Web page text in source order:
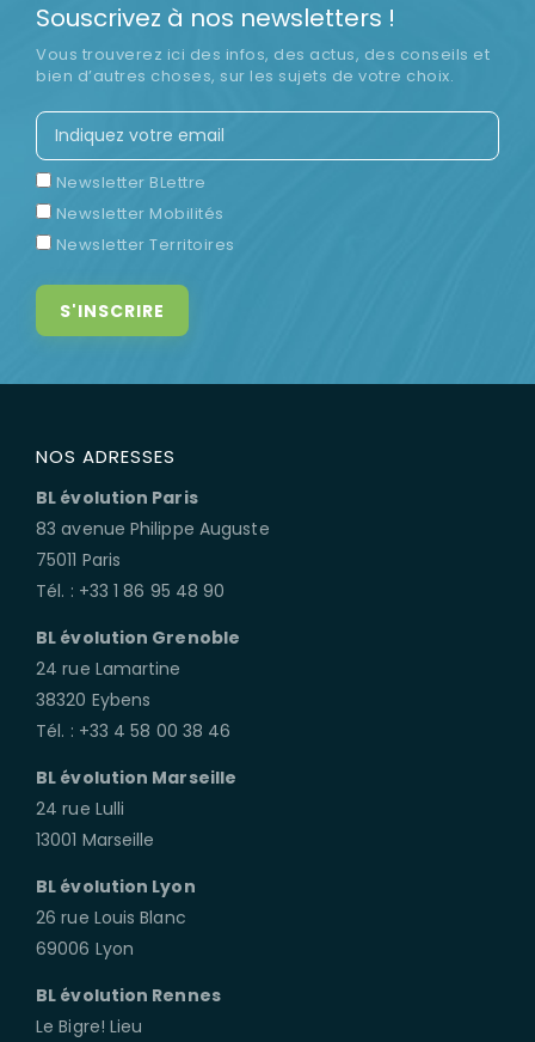
Souscrivez à nos newsletters !
Vous trouverez ici des infos, des actus, des conseils et
bien d’autres choses, sur les sujets de votre choix.
Newsletter BLettre
Newsletter Mobilités
Newsletter Territoires
NOS ADRESSES
BL évolution Paris
83 avenue Philippe Auguste
75011 Paris
Tél. : +33 1 86 95 48 90
BL évolution Grenoble
24 rue Lamartine
38320 Eybens
Tél. : +33 4 58 00 38 46
BL évolution Marseille
24 rue Lulli
13001 Marseille
BL évolution Lyon
26 rue Louis Blanc
69006 Lyon
BL évolution Rennes
Le Bigre! Lieu